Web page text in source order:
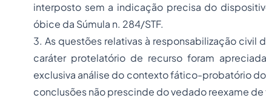
interposto sem a indicação precisa do
óbice da Súmula n. 284/STF.
3. As questões relativas à responsabilização civil
caráter protelatório de recurso foram
exclusiva análise do contexto fático-probatório
conclusões não prescinde do vedado reexame de